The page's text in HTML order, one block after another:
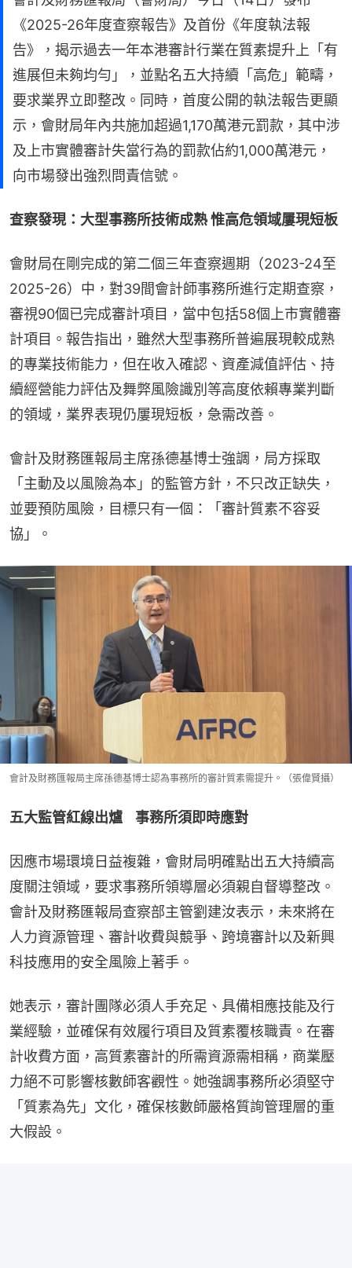
《2025-26年度查察報告》及首份《年度執法報
告》，揭示過去一年本港審計行業在質素提升上「有
進展但未夠均勻」，並點名五大持續「高危」範疇，
要求業界立即整改。同時，首度公開的執法報告更顯
示，會財局年內共施加超過1,170萬港元罰款，其中涉
及上市實體審計失當行為的罰款佔約1,000萬港元，
向市場發出強烈問責信號。
查察發現：大型事務所技術成熟 惟高危領域屢現短板
會財局在剛完成的第二個三年查察週期（2023-24至
2025-26）中，對39間會計師事務所進行定期查察，
審視90個已完成審計項目，當中包括58個上市實體審
計項目。報告指出，雖然大型事務所普遍展現較成熟
的專業技術能力，但在收入確認、資產減值評估、持
續經營能力評估及舞弊風險識別等高度依賴專業判斷
的領域，業界表現仍屢現短板，急需改善。
會計及財務匯報局主席孫德基博士強調，局方採取
「主動及以風險為本」的監管方針，不只改正缺失，
並要預防風險，目標只有一個：「審計質素不容妥
協」。
會計及財務匯報局主席孫德基博士認為事務所的審計質素需提升。（張偉賢攝）
五大監管紅線出爐    事務所須即時應對
因應市場環境日益複雜，會財局明確點出五大持續高
度關注領域，要求事務所領導層必須親自督導整改。
會計及財務匯報局查察部主管劉建汝表示，未來將在
人力資源管理、審計收費與競爭、跨境審計以及新興
科技應用的安全風險上著手。
她表示，審計團隊必須人手充足、具備相應技能及行
業經驗，並確保有效履行項目及質素覆核職責。在審
計收費方面，高質素審計的所需資源需相稱，商業壓
力絕不可影響核數師客觀性。她強調事務所必須堅守
「質素為先」文化，確保核數師嚴格質詢管理層的重
大假設。